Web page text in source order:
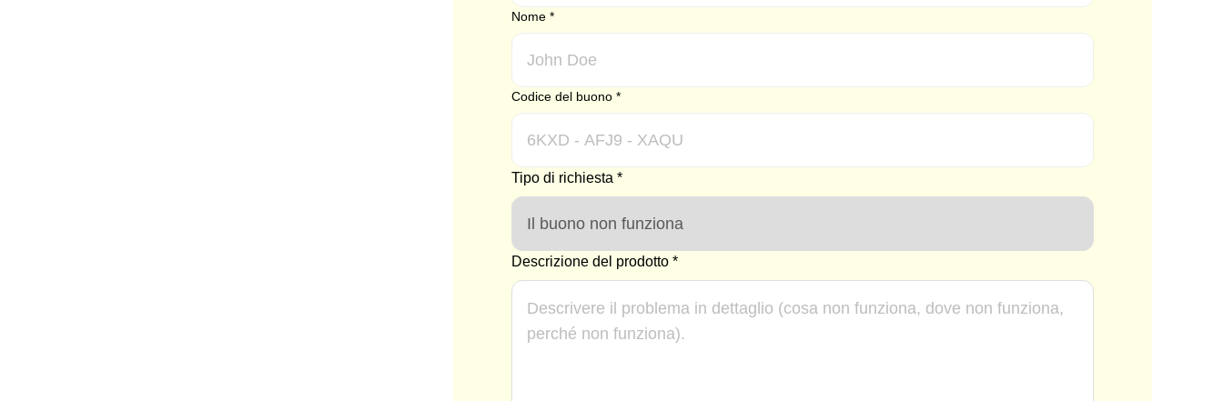
Nome *
Codice del buono *
Tipo di richiesta *
Descrizione del prodotto *